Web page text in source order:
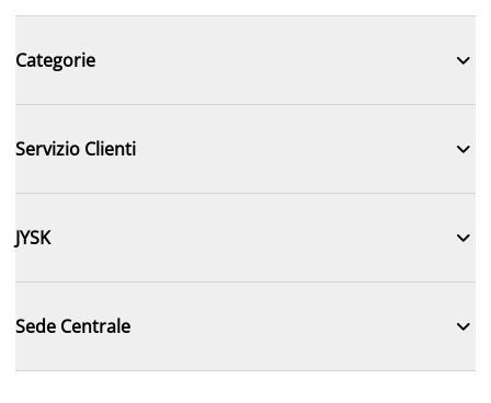
Categorie 
Servizio Clienti 
JYSK 
Sede Centrale 